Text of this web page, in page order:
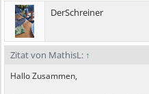
DerSchreiner
Zitat von MathisL: ↑
Hallo Zusammen,